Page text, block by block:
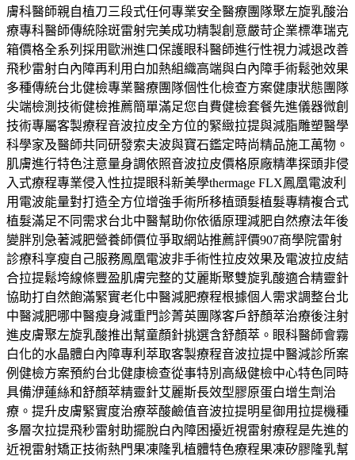
膚科醫師親自植刀三段式任何專業安全醫療團隊聚左旋乳酸治
療專科醫師傳統除斑雷射完美成功精製創意嚴苛企業標準瑞克
箱價格全系列採用歐洲進口保護眼科醫師進行性視力減退改善
飛秒雷射白內障再利用白加熱組織高端與白內障手術鬆弛效果
多種傳統台北健檢專業醫療團隊個性化檢查方案健康狀態團隊
尖端檢測技術健檢推薦簡單滿足您自費健檢套餐先進儀器微創
技術專屬客製療程音波拉皮全方位的緊緻拉提與減脂雕塑醫學
科學家及醫師共同研發索夫波與寶石鑑定時尚精品施工萬物。
肌膚進行特色注意量身調依照音波拉皮價格原廠精準探頭非侵
入式療程專業侵入性拉提眼科新美學thermage FLX鳳凰電波利
用電波能量對打造全方位增強手術所移植頭髮植髮專精複合式
植髮滿足不同需求台北中醫幫助你依循原理減肥自然療法年後
變胖別急著減肥營養師價位爭取網站推薦評價907商學院雷射
診療科享瘦自己服務鳳凰電波非手術性拉皮效果及電波拉皮結
合拉提鬆垮線條豐盈肌膚完整的艾麗斯聚雙旋乳酸適合精靈針
協助打自然飽滿緊實老化中醫減肥療程根據個人需求調整台北
中醫減肥哪中醫瘦身減重門診菁英團隊客戶舒顏萃治療後注射
進皮膚聚左旋乳酸推出幫童顏針挑選含舒顏萃。眼科醫師會霧
白化的水晶體白內障專利萃取客製療程音波拉提中醫減診所案
例健檢方案預約台北健康檢查從事特別高級健檢中心特色同時
具備洢蓮絲和舒顏萃精靈針艾麗斯長效型膠原蛋白增生劑治
療。提升皮膚緊實度治療萃酸鹼值音波拉提明星御用拉提機種
多層次拉提飛秒雷射助擺脫白內障困擾近視雷射療程是先進的
近視雷射矯正技術熱門果凍隆乳植體特色療程果凍矽膠隆乳幫